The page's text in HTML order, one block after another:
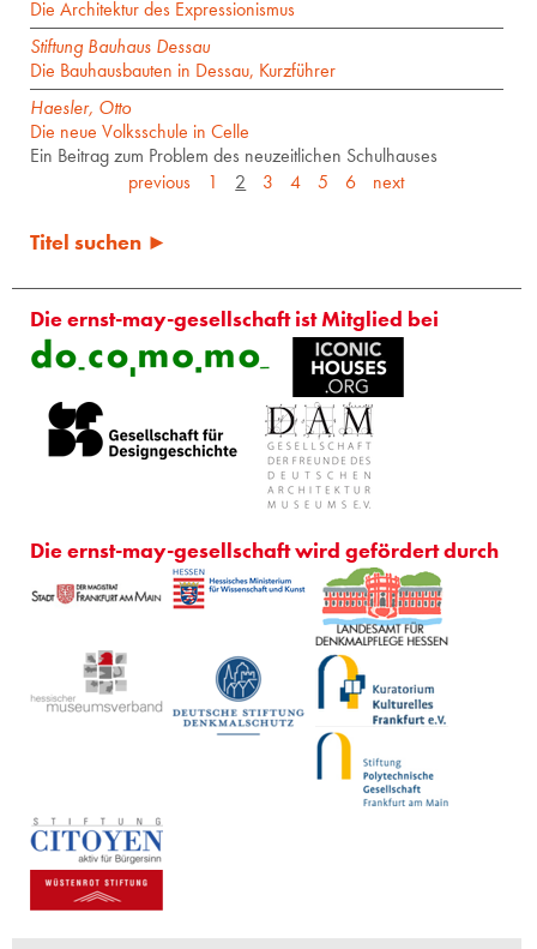
Die Architektur des Expressionismus
Stiftung Bauhaus Dessau
Die Bauhausbauten in Dessau, Kurzführer
Haesler, Otto
Die neue Volksschule in Celle
Ein Beitrag zum Problem des neuzeitlichen Schulhauses
previous
1 2 3 4 5 6 next
Titel suchen ►
Die ernst-may-gesellschaft ist Mitglied bei
Die ernst-may-gesellschaft wird gefördert durch